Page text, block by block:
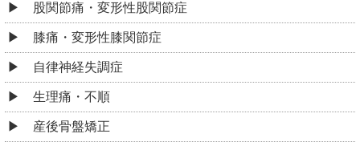
股関節痛・変形性股関節症
膝痛・変形性膝関節症
自律神経失調症
生理痛・不順
産後骨盤矯正